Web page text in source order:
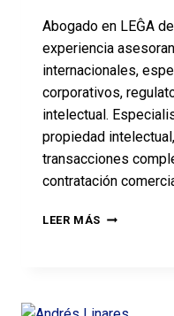
Abogado en LEĜA
experiencia
internacionales,
corporativos,
intelectual.
propiedad
transacciones
contratación
LEER MÁS